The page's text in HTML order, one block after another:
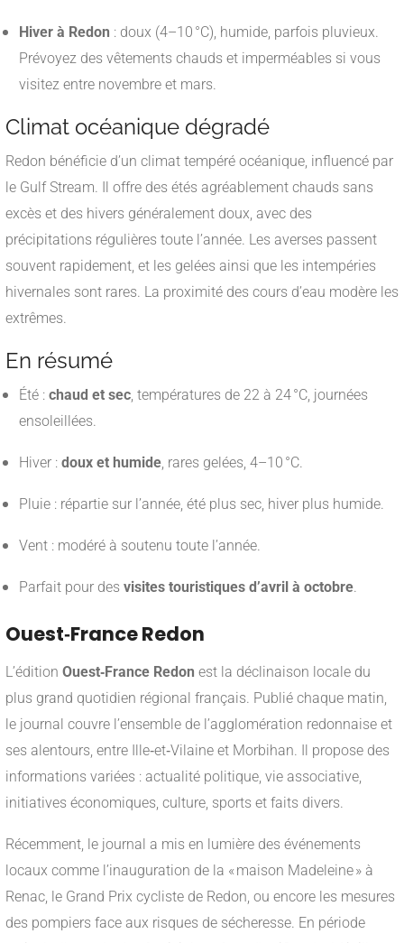
Hiver à Redon : doux (4–10 °C), humide, parfois pluvieux.
Prévoyez des vêtements chauds et imperméables si vous
visitez entre novembre et mars.
Climat océanique dégradé
Redon bénéficie d’un climat tempéré océanique, influencé par
le Gulf Stream. Il offre des étés agréablement chauds sans
excès et des hivers généralement doux, avec des
précipitations régulières toute l’année. Les averses passent
souvent rapidement, et les gelées ainsi que les intempéries
hivernales sont rares. La proximité des cours d’eau modère les
extrêmes.
En résumé
Été : chaud et sec, températures de 22 à 24 °C, journées
ensoleillées.
Hiver : doux et humide, rares gelées, 4–10 °C.
Pluie : répartie sur l’année, été plus sec, hiver plus humide.
Vent : modéré à soutenu toute l’année.
Parfait pour des visites touristiques d’avril à octobre.
Ouest‑France Redon
L’édition Ouest‑France Redon est la déclinaison locale du
plus grand quotidien régional français. Publié chaque matin,
le journal couvre l’ensemble de l’agglomération redonnaise et
ses alentours, entre Ille‑et‑Vilaine et Morbihan. Il propose des
informations variées : actualité politique, vie associative,
initiatives économiques, culture, sports et faits divers.
Récemment, le journal a mis en lumière des événements
locaux comme l’inauguration de la « maison Madeleine » à
Renac, le Grand Prix cycliste de Redon, ou encore les mesures
des pompiers face aux risques de sécheresse. En période